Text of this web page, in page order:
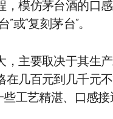
模仿茅台酒的口
或“复刻茅台”。
主要取决于其生
几百元到几千元
工艺精湛、口感